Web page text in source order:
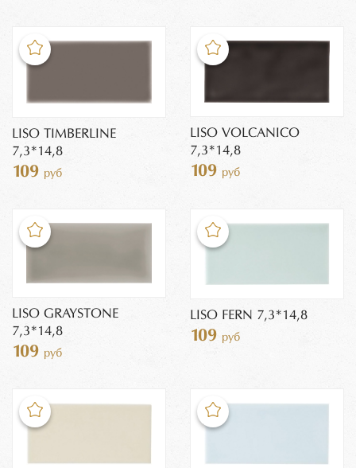
LISO TIMBERLINE
7,3*14,8
109 руб
LISO VOLCANICO
7,3*14,8
109 руб
LISO GRAYSTONE
7,3*14,8
109 руб
LISO FERN 7,3*14,8
109 руб